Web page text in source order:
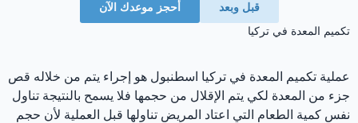
قبل وبعد
‏أحجز موعدك الآن
تكميم المعدة في تركيا
عملية تكميم المعدة في تركيا اسطنبول هو إجراء يتم من خلاله قص
جزء من المعدة لكي يتم الإقلال من حجمها فلا يسمح بالنتيجة تناول
نفس كمية الطعام التي اعتاد المريض تناولها قبل العملية لأن حجم